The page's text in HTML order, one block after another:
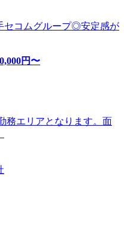
セコムグループ◎安定感が
円〜
務エリアとなります。面